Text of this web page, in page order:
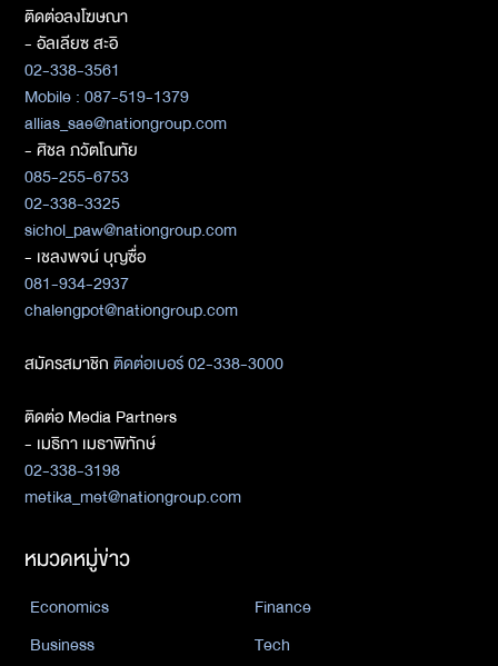
ติดต่อลงโฆษณา
- อัลเลียซ สะอิ
02-338-3561
Mobile : 087-519-1379
allias_sae@nationgroup.com
- ศิชล ภวัตโณทัย
085-255-6753
02-338-3325
sichol_paw@nationgroup.com
- เชลงพจน์ บุญซื่อ
081-934-2937
chalengpot@nationgroup.com
สมัครสมาชิกติดต่อเบอร์ 02-338-3000
ติดต่อ Media Partners
- เมธิกา เมธาพิทักษ์
02-338-3198
metika_met@nationgroup.com
หมวดหมู่ข่าว
Economics
Finance
Business
Tech